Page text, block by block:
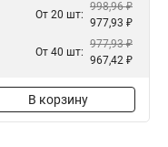
От 20 шт:
998,96 ₽
977,93 ₽
От 40 шт:
977,93 ₽
967,42 ₽
В корзину